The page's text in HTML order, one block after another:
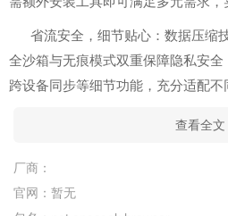
省流安全，细节贴心：数据压缩
全沙箱与无痕模式双重保障隐私安全
跨设备同步等细节功能，充分适配不
查看全文
厂商：
官网： 暂无